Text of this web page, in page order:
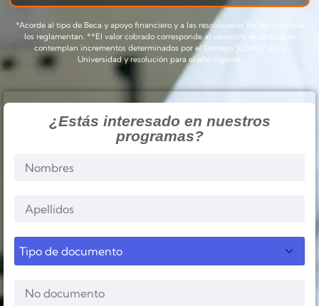
*Acorde al tipo de Beca y apoyo financiero y a las resoluciones de Rectoría que
los reglamentan. **El valor cobrado corresponde al semestre; en el cual se
contemplan incrementos determinados por el Consejo Superior de la
Universidad y resolución para el año vigente.
¿Estás interesado en nuestros
programas?